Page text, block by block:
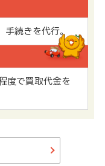
続きを代行。
度で買取代金を